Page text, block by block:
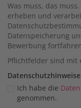
Was muss, das
erheben und
Datenspeicherung
Bewerbung
Pflichtfelder sind mit
Datenschutz­hinweise
Ich habe die
genommen.